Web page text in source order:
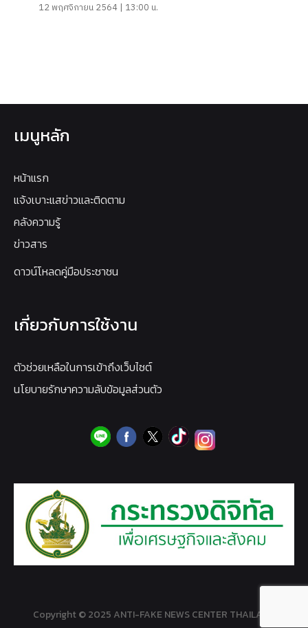
12 พฤศจิกายน 2564 | 13:00 น.
เมนูหลัก
หน้าแรก
แจ้งเบาะแสข่าวและติดตาม
คลังความรู้
ข่าวสาร
ดาวน์โหลดคู่มือประชาชน
เกี่ยวกับการใช้งาน
ตัวช่วยเหลือในการเข้าถึงเว็บไซต์
นโยบายรักษาความลับข้อมูลส่วนตัว
Copyright © 2025 ANTI-FAKE NEWS CENTER THAILAND